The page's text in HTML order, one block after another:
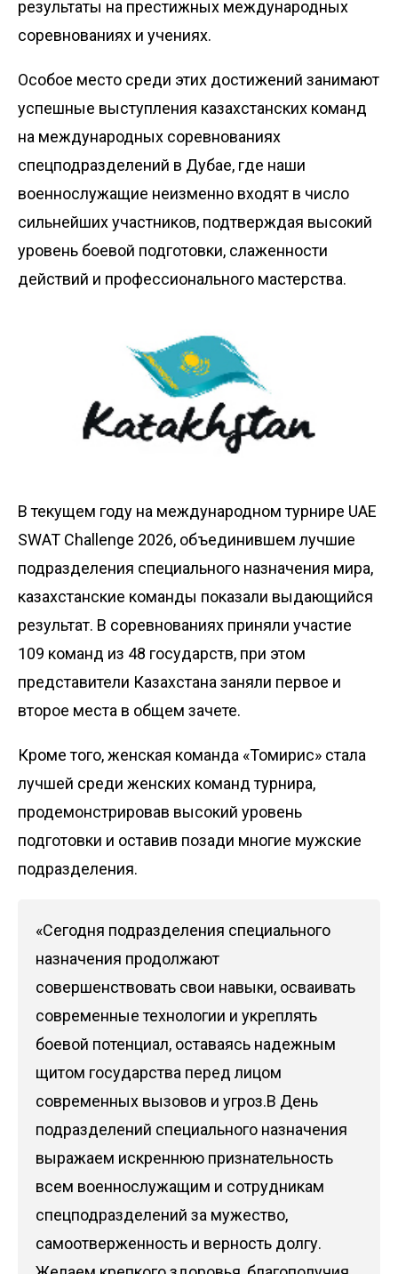
результаты на престижных международных
соревнованиях и учениях.
Особое место среди этих достижений занимают
успешные выступления казахстанских команд
на международных соревнованиях
спецподразделений в Дубае, где наши
военнослужащие неизменно входят в число
сильнейших участников, подтверждая высокий
уровень боевой подготовки, слаженности
действий и профессионального мастерства.
В текущем году на международном турнире UAE
SWAT Challenge 2026, объединившем лучшие
подразделения специального назначения мира,
казахстанские команды показали выдающийся
результат. В соревнованиях приняли участие
109 команд из 48 государств, при этом
представители Казахстана заняли первое и
второе места в общем зачете.
Кроме того, женская команда «Томирис» стала
лучшей среди женских команд турнира,
продемонстрировав высокий уровень
подготовки и оставив позади многие мужские
подразделения.
«Сегодня подразделения специального
назначения продолжают
совершенствовать свои навыки, осваивать
современные технологии и укреплять
боевой потенциал, оставаясь надежным
щитом государства перед лицом
современных вызовов и угроз.В День
подразделений специального назначения
выражаем искреннюю признательность
всем военнослужащим и сотрудникам
спецподразделений за мужество,
самоотверженность и верность долгу.